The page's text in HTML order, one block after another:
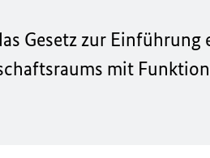
Gesetz zur
mit